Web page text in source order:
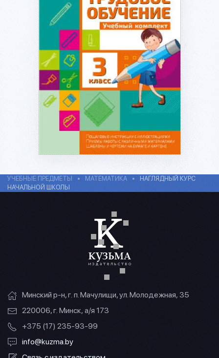
Подробнее...
УЧЕБНЫЕ ПРЕДМЕТЫ МАТЕМАТИКА
НАГЛЯДНЫЙ КУРС
НАЧАЛЬНОЙ ШКОЛЫ
Минский р-н, г. п. Мачулищи, ул. Молодежная, 35
220006, г. Минск, а/я 173
+375 (17) 235-93-99
info@kuzma.by